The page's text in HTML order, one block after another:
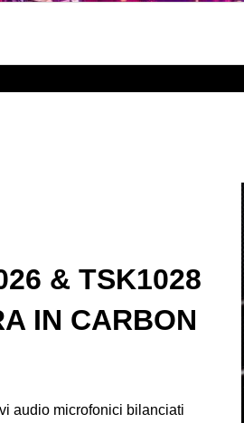
& TSK1028
IN CARBON
audio microfonici bilanciati